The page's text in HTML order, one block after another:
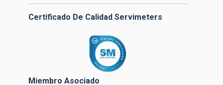
Certificado De Calidad Servimeters
Miembro Asociado